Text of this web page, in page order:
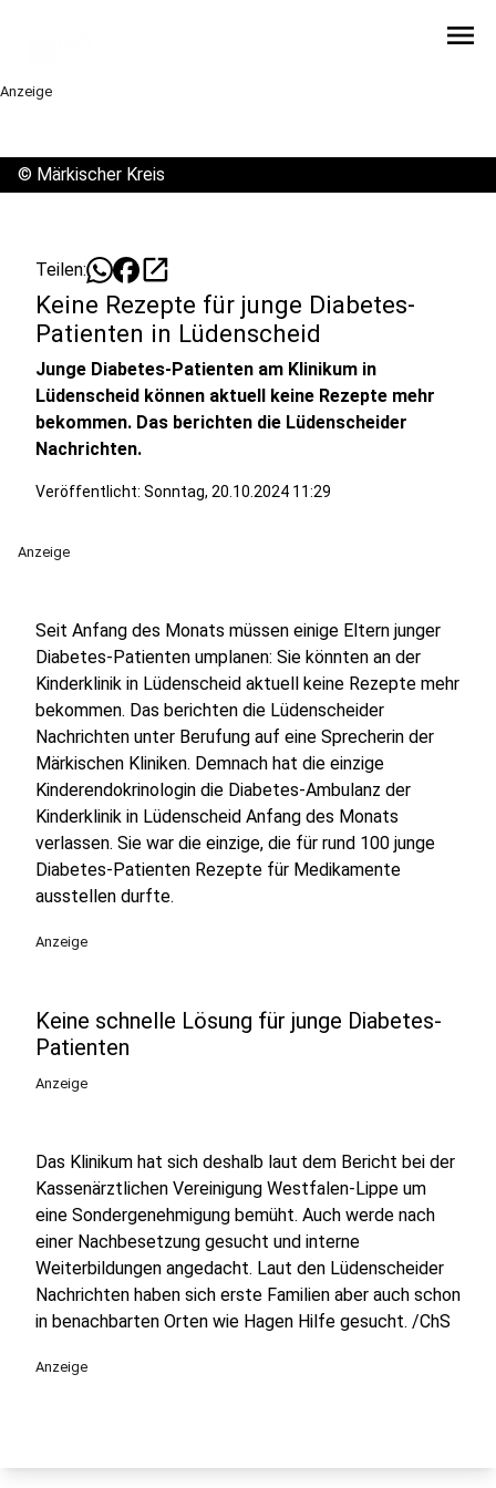
menu
Anzeige
© Märkischer Kreis
Teilen: open_in_new
Keine Rezepte für junge Diabetes-
Patienten in Lüdenscheid
Junge Diabetes-Patienten am Klinikum in
Lüdenscheid können aktuell keine Rezepte mehr
bekommen. Das berichten die Lüdenscheider
Nachrichten.
Veröffentlicht: Sonntag, 20.10.2024 11:29
Anzeige
Seit Anfang des Monats müssen einige Eltern junger
Diabetes-Patienten umplanen: Sie könnten an der
Kinderklinik in Lüdenscheid aktuell keine Rezepte mehr
bekommen. Das berichten die Lüdenscheider
Nachrichten unter Berufung auf eine Sprecherin der
Märkischen Kliniken. Demnach hat die einzige
Kinderendokrinologin die Diabetes-Ambulanz der
Kinderklinik in Lüdenscheid Anfang des Monats
verlassen. Sie war die einzige, die für rund 100 junge
Diabetes-Patienten Rezepte für Medikamente
ausstellen durfte.
Anzeige
Keine schnelle Lösung für junge Diabetes-
Patienten
Anzeige
Das Klinikum hat sich deshalb laut dem Bericht bei der
Kassenärztlichen Vereinigung Westfalen-Lippe um
eine Sondergenehmigung bemüht. Auch werde nach
einer Nachbesetzung gesucht und interne
Weiterbildungen angedacht. Laut den Lüdenscheider
Nachrichten haben sich erste Familien aber auch schon
in benachbarten Orten wie Hagen Hilfe gesucht. /ChS
Anzeige